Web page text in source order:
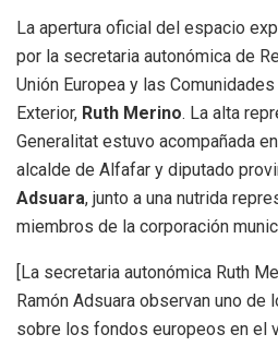
La apertura oficial del espacio
por la secretaria autonómica de
Unión Europea y las
Exterior, Ruth Merino. La alta
Generalitat estuvo acompañada
alcalde de Alfafar y diputado
Adsuara, junto a una nutrida
miembros de la corporación
[La secretaria autonómica Ruth
Ramón Adsuara observan uno
sobre los fondos europeos en el